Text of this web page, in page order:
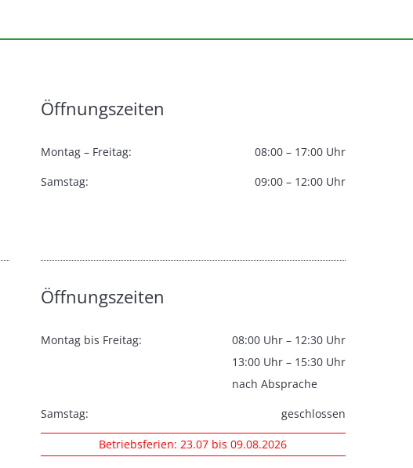
Öffnungszeiten
Montag – Freitag:
08:00 – 17:00 Uhr
Samstag:
09:00 – 12:00 Uhr
Öffnungszeiten
Montag bis Freitag:
08:00 Uhr – 12:30 Uhr
13:00 Uhr – 15:30 Uhr
nach Absprache
Samstag:
geschlossen
Betriebsferien: 23.07 bis 09.08.2026